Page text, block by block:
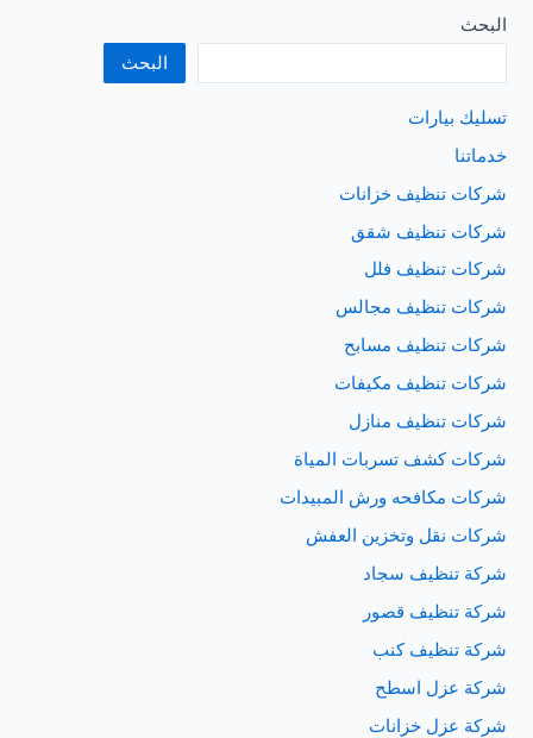
فى
خميس
البحث
البحث
تسليك بيارات
خدماتنا
شركات تنظيف خزانات
شركات تنظيف شقق
شركات تنظيف فلل
شركات تنظيف مجالس
شركات تنظيف مسابح
شركات تنظيف مكيفات
شركات تنظيف منازل
شركات كشف تسربات المياة
شركات مكافحه ورش المبيدات
شركات نقل وتخزين العفش
شركة تنظيف سجاد
شركة تنظيف قصور
شركة تنظيف كنب
شركة عزل اسطح
شركة عزل خزانات